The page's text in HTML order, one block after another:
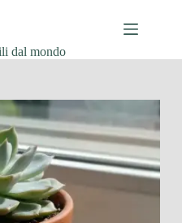
dal mondo